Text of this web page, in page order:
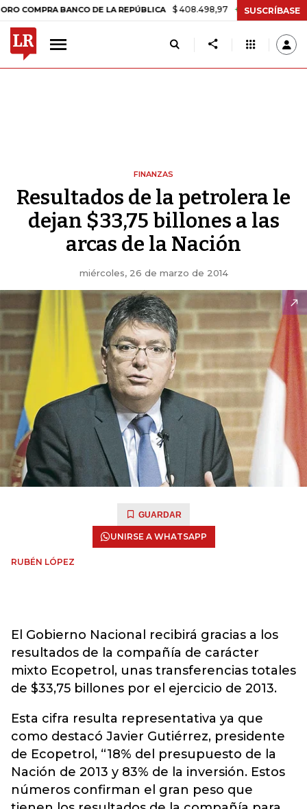
BANCO DE LA REPÚBLICA $ 408.498,97 +$ 8.753,81 +2,19%
SUSCRÍBASE
FINANZAS
Resultados de la petrolera le
dejan $33,75 billones a las
arcas de la Nación
miércoles, 26 de marzo de 2014
GUARDAR
UNIRSE A WHATSAPP
RUBÉN LÓPEZ
El Gobierno Nacional recibirá gracias a los
resultados de la compañía de carácter
mixto Ecopetrol, unas transferencias totales
de $33,75 billones por el ejercicio de 2013.
Esta cifra resulta representativa ya que
como destacó Javier Gutiérrez, presidente
de Ecopetrol, “18% del presupuesto de la
Nación de 2013 y 83% de la inversión. Estos
números confirman el gran peso que